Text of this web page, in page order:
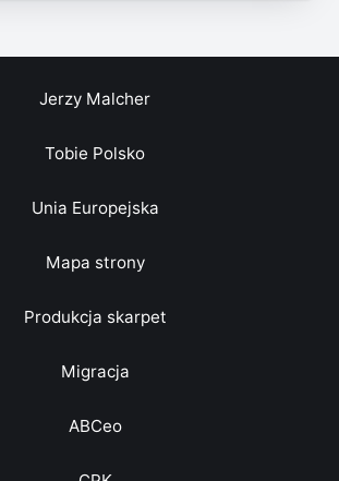
Jerzy Malcher
Tobie Polsko
Unia Europejska
Mapa strony
Produkcja skarpet
Migracja
ABCeo